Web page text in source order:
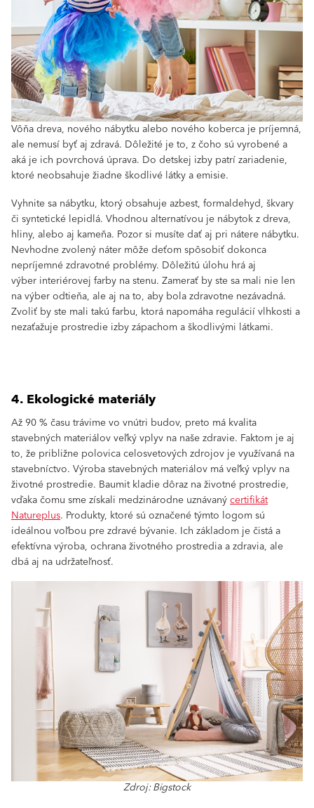
Vôňa dreva, nového nábytku alebo nového koberca je príjemná,
ale nemusí byť aj zdravá. Dôležité je to, z čoho sú vyrobené a
aká je ich povrchová úprava. Do detskej izby patrí zariadenie,
ktoré neobsahuje žiadne škodlivé látky a emisie.
Vyhnite sa nábytku, ktorý obsahuje azbest, formaldehyd, škvary
či syntetické lepidlá. Vhodnou alternatívou je nábytok z dreva,
hliny, alebo aj kameňa. Pozor si musíte dať aj pri nátere nábytku.
Nevhodne zvolený náter môže deťom spôsobiť dokonca
nepríjemné zdravotné problémy. Dôležitú úlohu hrá aj
výber interiérovej farby na stenu. Zamerať by ste sa mali nie len
na výber odtieňa, ale aj na to, aby bola zdravotne nezávadná.
Zvoliť by ste mali takú farbu, ktorá napomáha regulácií vlhkosti a
nezaťažuje prostredie izby zápachom a škodlivými látkami.
4. Ekologické materiály
Až 90 % času trávime vo vnútri budov, preto má kvalita
stavebných materiálov veľký vplyv na naše zdravie. Faktom je aj
to, že približne polovica celosvetových zdrojov je využívaná na
stavebníctvo. Výroba stavebných materiálov má veľký vplyv na
životné prostredie. Baumit kladie dôraz na životné prostredie,
vďaka čomu sme získali medzinárodne uznávanýcertifikát
Natureplus. Produkty, ktoré sú označené týmto logom sú
ideálnou voľbou pre zdravé bývanie. Ich základom je čistá a
efektívna výroba, ochrana životného prostredia a zdravia, ale
dbá aj na udržateľnosť.
Zdroj: Bigstock